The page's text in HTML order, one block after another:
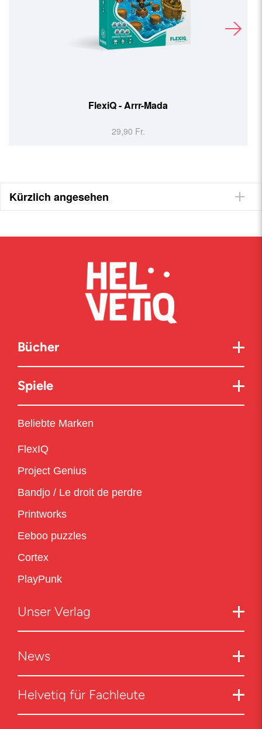
FlexiQ - Arrr-Mada
29,90 Fr.
Kürzlich angesehen
Bücher
Spiele
Beliebte Marken
FlexIQ
Project Genius
Bandjo / Le droit de perdre
Printworks
Eeboo puzzles
Cortex
PlayPunk
Unser Verlag
News
Helvetiq für Fachleute